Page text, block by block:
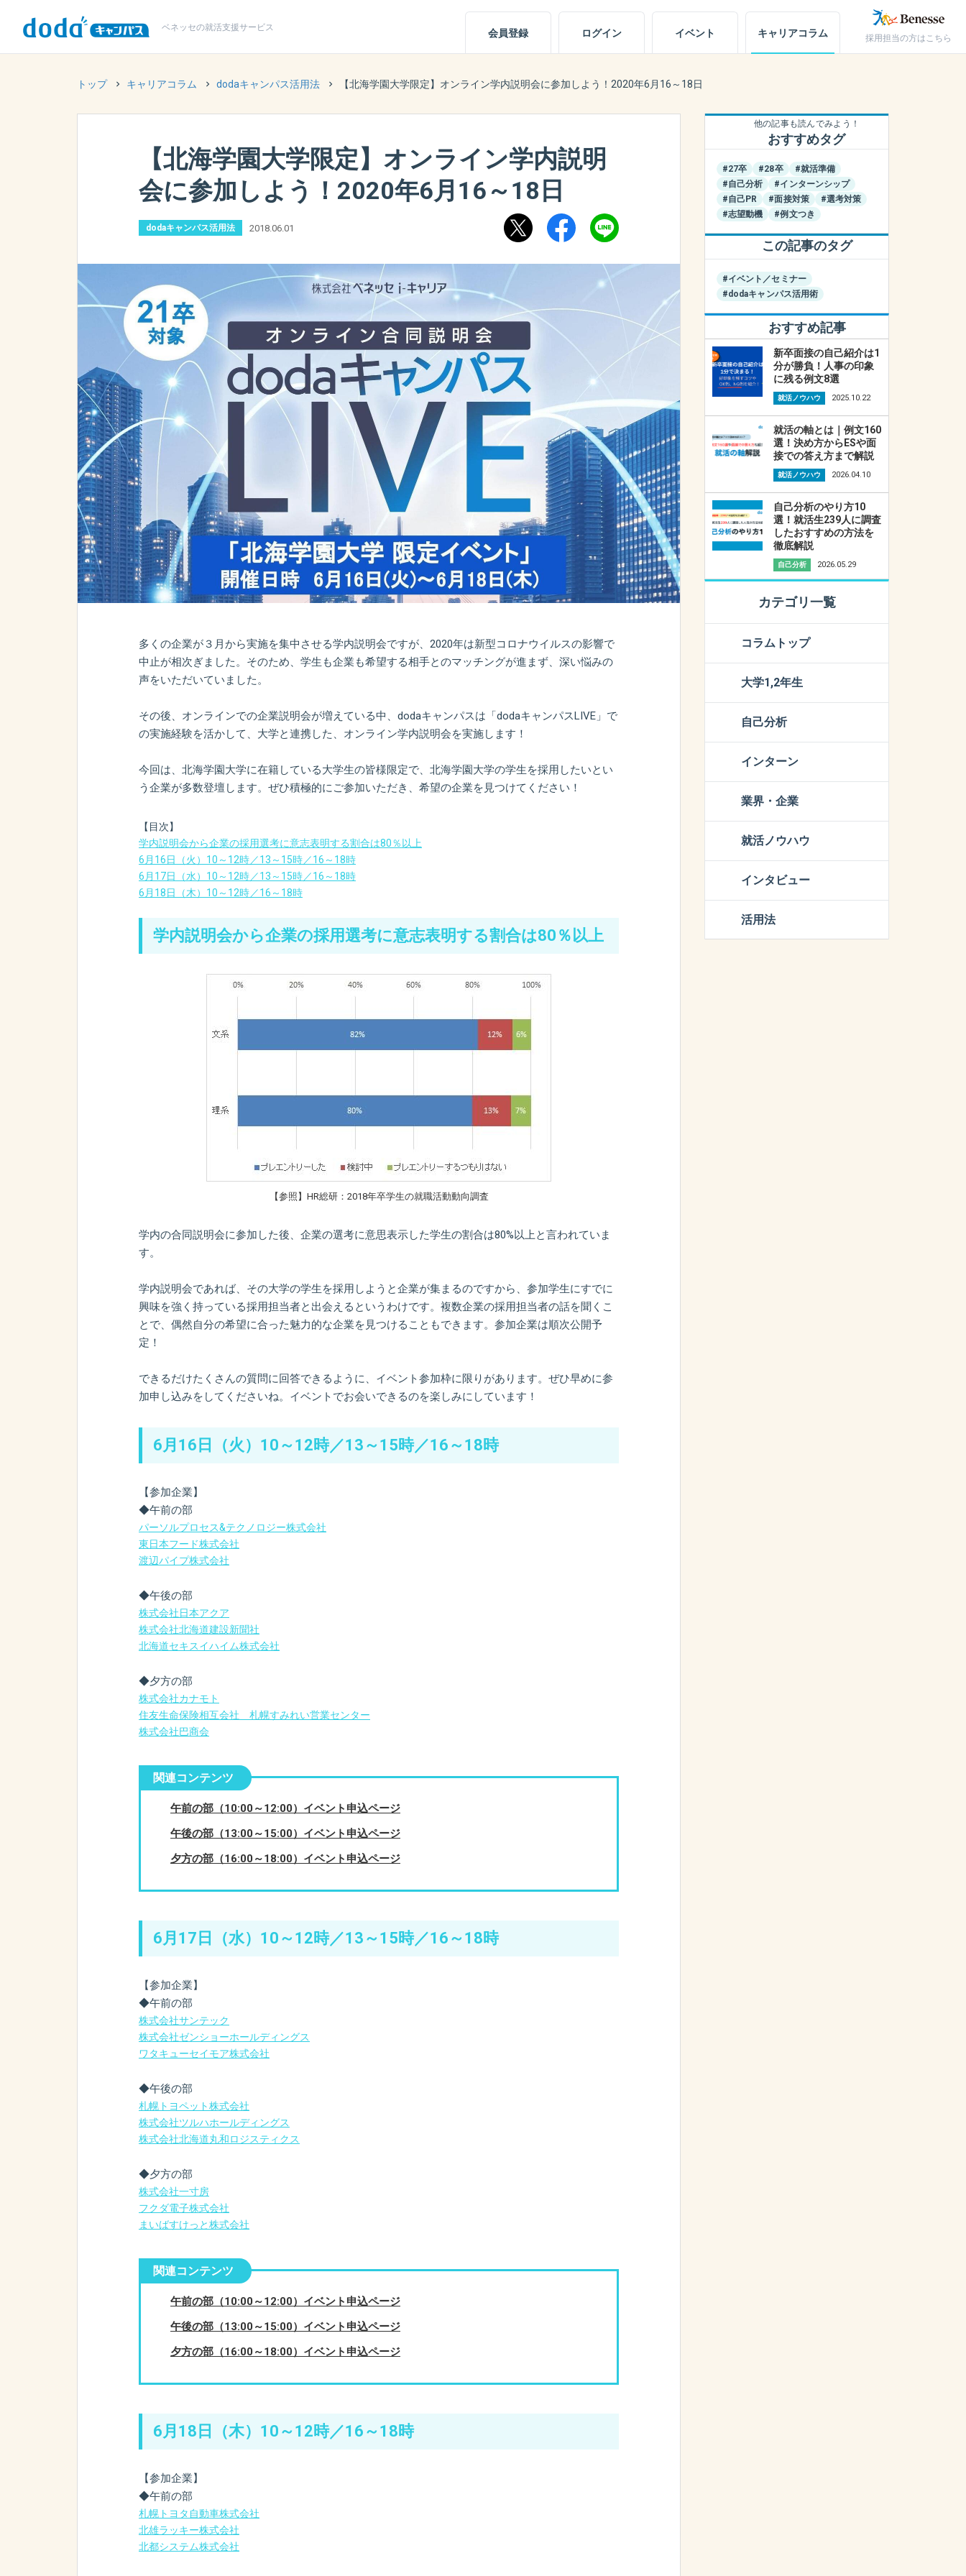
ベネッセの就活支援サービス
会員登録 ログイン イベント キャリアコラム 採用担当の方はこちら
お問い合わせ
トップ キャリアコラム dodaキャンパス活用法 【北海学園大学限定】オンライン学内説明会に参加しよう！2020年6月16～18日
【北海学園大学限定】オンライン学内説明
会に参加しよう！2020年6月16～18日
dodaキャンパス活用法 2018.06.01
多くの企業が３月から実施を集中させる学内説明会ですが、2020年は新型コロナウイルスの影響で
中止が相次ぎました。そのため、学生も企業も希望する相手とのマッチングが進まず、深い悩みの
声をいただいていました。
その後、オンラインでの企業説明会が増えている中、dodaキャンパスは「dodaキャンパスLIVE」で
の実施経験を活かして、大学と連携した、オンライン学内説明会を実施します！
今回は、北海学園大学に在籍している大学生の皆様限定で、北海学園大学の学生を採用したいとい
う企業が多数登壇します。ぜひ積極的にご参加いただき、希望の企業を見つけてください！
【目次】
学内説明会から企業の採用選考に意志表明する割合は80％以上
6月16日（火）10～12時／13～15時／16～18時
6月17日（水）10～12時／13～15時／16～18時
6月18日（木）10～12時／16～18時
学内説明会から企業の採用選考に意志表明する割合は80％以上
【参照】HR総研：2018年卒学生の就職活動動向調査
学内の合同説明会に参加した後、企業の選考に意思表示した学生の割合は80%以上と言われていま
す。
学内説明会であれば、その大学の学生を採用しようと企業が集まるのですから、参加学生にすでに
興味を強く持っている採用担当者と出会えるというわけです。複数企業の採用担当者の話を聞くこ
とで、偶然自分の希望に合った魅力的な企業を見つけることもできます。参加企業は順次公開予
定！
できるだけたくさんの質問に回答できるように、イベント参加枠に限りがあります。ぜひ早めに参
加申し込みをしてくださいね。イベントでお会いできるのを楽しみにしています！
6月16日（火）10～12時／13～15時／16～18時
【参加企業】
◆午前の部
パーソルプロセス&テクノロジー株式会社
東日本フード株式会社
渡辺パイプ株式会社
◆午後の部
株式会社日本アクア
株式会社北海道建設新聞社
北海道セキスイハイム株式会社
◆夕方の部
株式会社カナモト
住友生命保険相互会社 札幌すみれい営業センター
株式会社巴商会
関連コンテンツ
午前の部（10:00～12:00）イベント申込ページ
午後の部（13:00～15:00）イベント申込ページ
夕方の部（16:00～18:00）イベント申込ページ
6月17日（水）10～12時／13～15時／16～18時
【参加企業】
◆午前の部
株式会社サンテック
株式会社ゼンショーホールディングス
ワタキューセイモア株式会社
◆午後の部
札幌トヨペット株式会社
株式会社ツルハホールディングス
株式会社北海道丸和ロジスティクス
◆夕方の部
株式会社一寸房
フクダ電子株式会社
まいばすけっと株式会社
関連コンテンツ
午前の部（10:00～12:00）イベント申込ページ
午後の部（13:00～15:00）イベント申込ページ
夕方の部（16:00～18:00）イベント申込ページ
6月18日（木）10～12時／16～18時
【参加企業】
◆午前の部
札幌トヨタ自動車株式会社
北雄ラッキー株式会社
北都システム株式会社
他の記事も読んでみよう！
おすすめタグ
#27卒 #28卒
#就活準備
#自己分析
#インターンシップ
#自己PR
#面接対策
#選考対策
#志望動機
#例文つき
この記事のタグ
#イベント／セミナー
#dodaキャンパス活用術
おすすめ記事
新卒面接の自己紹介は1
分が勝負！人事の印象
に残る例文8選
就活ノウハウ 2025.10.22
就活の軸とは｜例文160
選！決め方からESや面
接での答え方まで解説
就活ノウハウ 2026.04.10
自己分析のやり方10
選！就活生239人に調査
したおすすめの方法を
徹底解説
自己分析 2026.05.29
カテゴリ一覧
コラムトップ
大学1,2年生
自己分析
インターン
業界・企業
就活ノウハウ
インタビュー
活用法